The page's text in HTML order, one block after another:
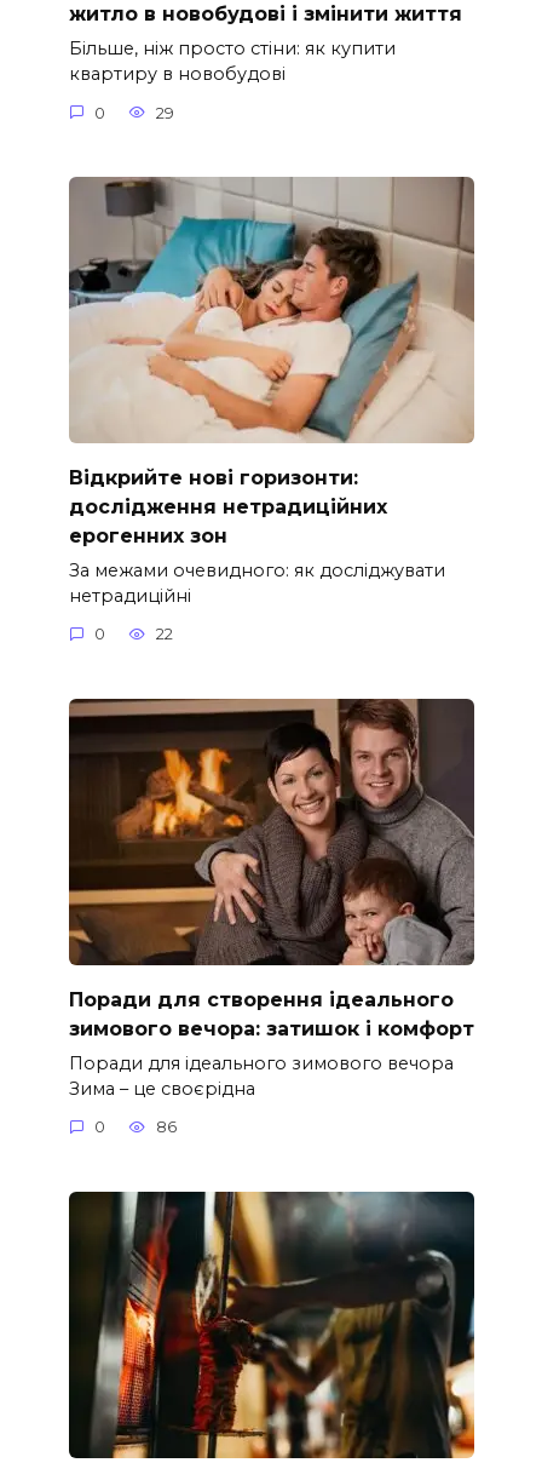
житло в новобудові і змінити життя
Більше, ніж просто стіни: як купити
квартиру в новобудові
0 29
Відкрийте нові горизонти:
дослідження нетрадиційних
ерогенних зон
За межами очевидного: як досліджувати
нетрадиційні
0 22
Поради для створення ідеального
зимового вечора: затишок і комфорт
Поради для ідеального зимового вечора
Зима – це своєрідна
0 86